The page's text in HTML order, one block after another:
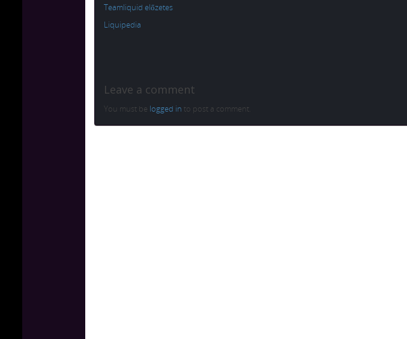
Teamliquid előzetes
Liquipedia
Leave a comment
You must be logged in to post a comment.